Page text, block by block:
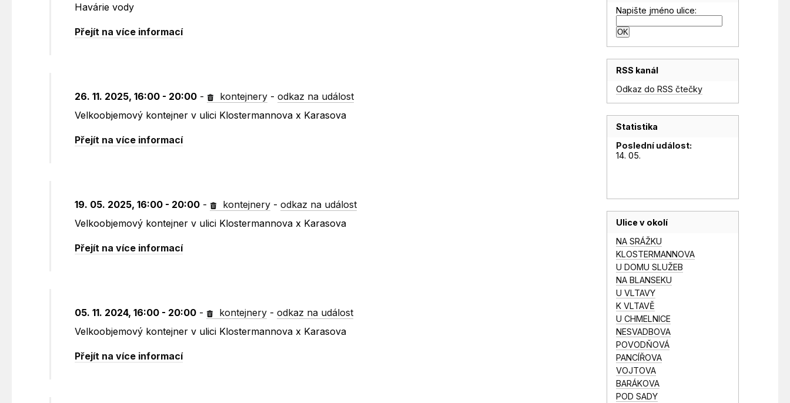
Havárie vody
Přejít na více informací
26. 11. 2025, 16:00 - 20:00 - kontejnery -odkaz na událost
Velkoobjemový kontejner v ulici Klostermannova x Karasova
Přejít na více informací
19. 05. 2025, 16:00 - 20:00 - kontejnery -odkaz na událost
Velkoobjemový kontejner v ulici Klostermannova x Karasova
Přejít na více informací
05. 11. 2024, 16:00 - 20:00 - kontejnery -odkaz na událost
Velkoobjemový kontejner v ulici Klostermannova x Karasova
Přejít na více informací
Napište jméno ulice:
RSS kanál
Odkaz do RSS čtečky
Statistika
Poslední událost:
14. 05.
Ulice v okolí
NA SRÁŽKU
KLOSTERMANNOVA
U DOMU SLUŽEB
NA BLANSEKU
U VLTAVY
K VLTAVĚ
U CHMELNICE
NESVADBOVA
POVODŇOVÁ
PANCÍŘOVA
VOJTOVA
BARÁKOVA
POD SADY